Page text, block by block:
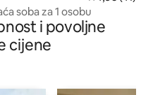
soba za 1 osobu
i povoljne
cijene